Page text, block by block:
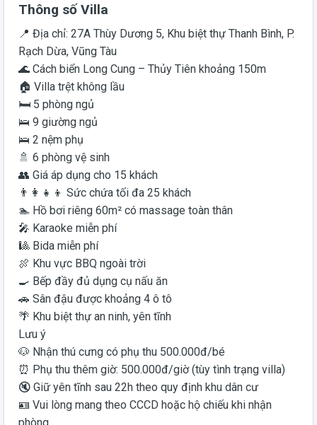
Thông số Villa
📍 Địa chỉ: 27A Thùy Dương 5, Khu biệt thự Thanh Bình, P.
Rạch Dừa, Vũng Tàu
🌊 Cách biển Long Cung – Thủy Tiên khoảng 150m
🏠 Villa trệt không lầu
🛏️ 5 phòng ngủ
🛌 9 giường ngủ
🛌 2 nệm phụ
🚿 6 phòng vệ sinh
👥 Giá áp dụng cho 15 khách
👨‍👩‍👧‍👦 Sức chứa tối đa 25 khách
🏊 Hồ bơi riêng 60m² có massage toàn thân
🎤 Karaoke miễn phí
🎱 Bida miễn phí
🍖 Khu vực BBQ ngoài trời
🍳 Bếp đầy đủ dụng cụ nấu ăn
🚗 Sân đậu được khoảng 4 ô tô
🌴 Khu biệt thự an ninh, yên tĩnh
Lưu ý
🐶 Nhận thú cưng có phụ thu 500.000đ/bé
⏰ Phụ thu thêm giờ: 500.000đ/giờ (tùy tình trạng villa)
🔇 Giữ yên tĩnh sau 22h theo quy định khu dân cư
🪪 Vui lòng mang theo CCCD hoặc hộ chiếu khi nhận